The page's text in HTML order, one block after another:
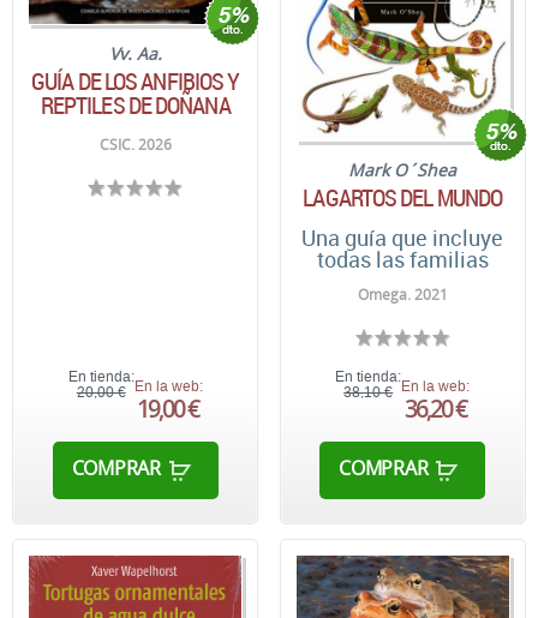
Vv. Aa.
GUÍA DE LOS ANFIBIOS Y
REPTILES DE DOÑANA
CSIC. 2026
En tienda:
20,00 € En la web:
19,00 €
COMPRAR
Mark O´Shea
LAGARTOS DEL MUNDO
Una guía que incluye
todas las familias
Omega. 2021
En tienda:
38,10 € En la web:
36,20 €
COMPRAR